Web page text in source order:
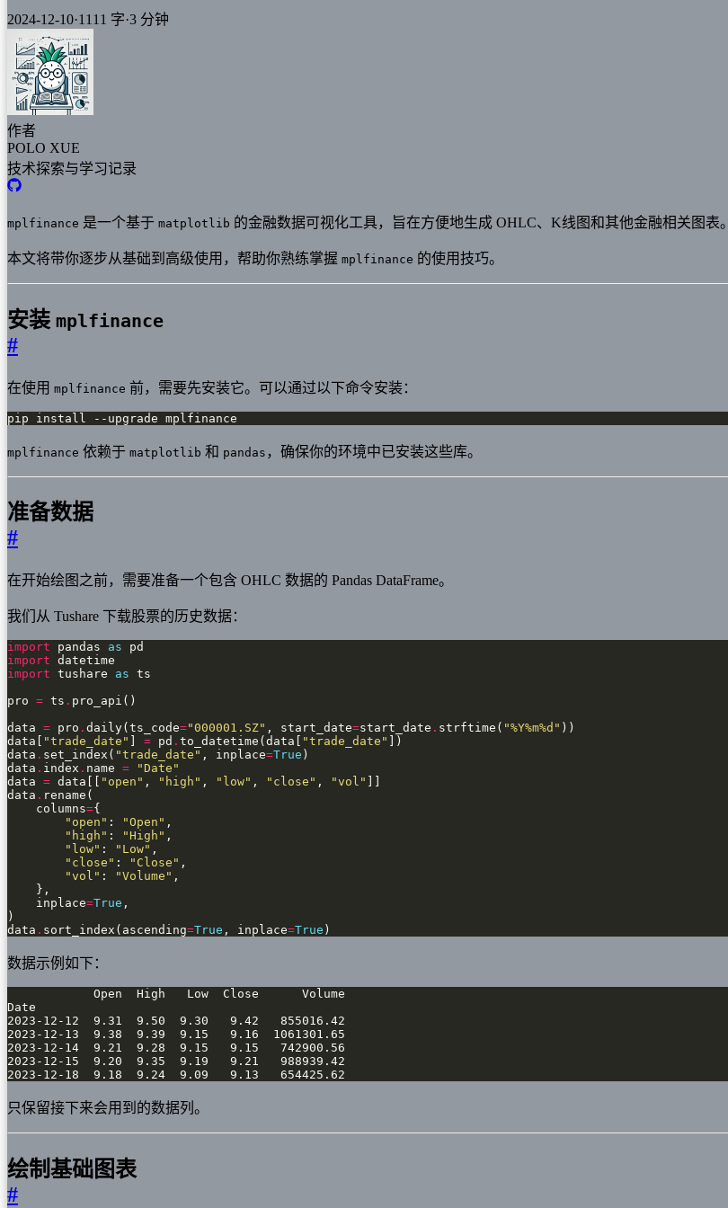
2024-12-10·1111 字·3 分钟
作者
POLO XUE
技术探索与学习记录
mplfinance 是一个基于 matplotlib 的金融数据可视化工具，旨在方便地生成 OHLC、K线图和其他金融相关图表。
本文将带你逐步从基础到高级使用，帮助你熟练掌握 mplfinance 的使用技巧。
安装 mplfinance
#
在使用 mplfinance 前，需要先安装它。可以通过以下命令安装：
pip install --upgrade mplfinance
mplfinance 依赖于 matplotlib 和 pandas ，确保你的环境中已安装这些库。
准备数据
#
在开始绘图之前，需要准备一个包含 OHLC 数据的 Pandas DataFrame。
我们从 Tushare 下载股票的历史数据：
import pandas as
import
import tushare as
pro = ts .
data = pro . daily(ts_code="000001.SZ" , start_date=start_date . strftime( "%Y%m%d "
data[
"trade_date" = pd . to_datetime(data[ "trade_date"
data . set_index( "trade_date" , inplace=True
data . index . name =
"Date"
data = data[[ "open" , "high" , "low" , "close" , "vol"
data .
    columns
=
"open" : "Open"
"high" : "High"
"low" : "Low"
"close" : "Close"
"vol" : "Volume"
    inplace
=True
data . sort_index(ascending=True , inplace=True )
数据示例如下：
2023-12-18  9.18  9.24  9.09   9.13   654425.62
只保留接下来会用到的数据列。
绘制基础图表
#